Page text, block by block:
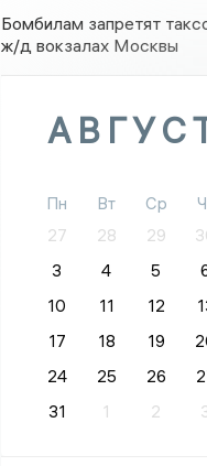
Бомбилам запретят
ж/д вокзалах Москвы
Пн Вт Ср
27
28 29
3
4 5
10
11 12
17
18 19
24
25 26
31
1 2